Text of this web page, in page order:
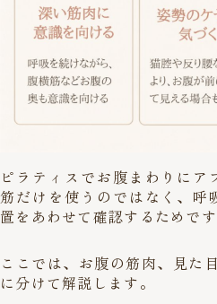
ピラティスでお腹まわりに
筋だけを使うのではなく、呼
置をあわせて確認するためです
ここでは、お腹の筋肉、見た
に分けて解説します。